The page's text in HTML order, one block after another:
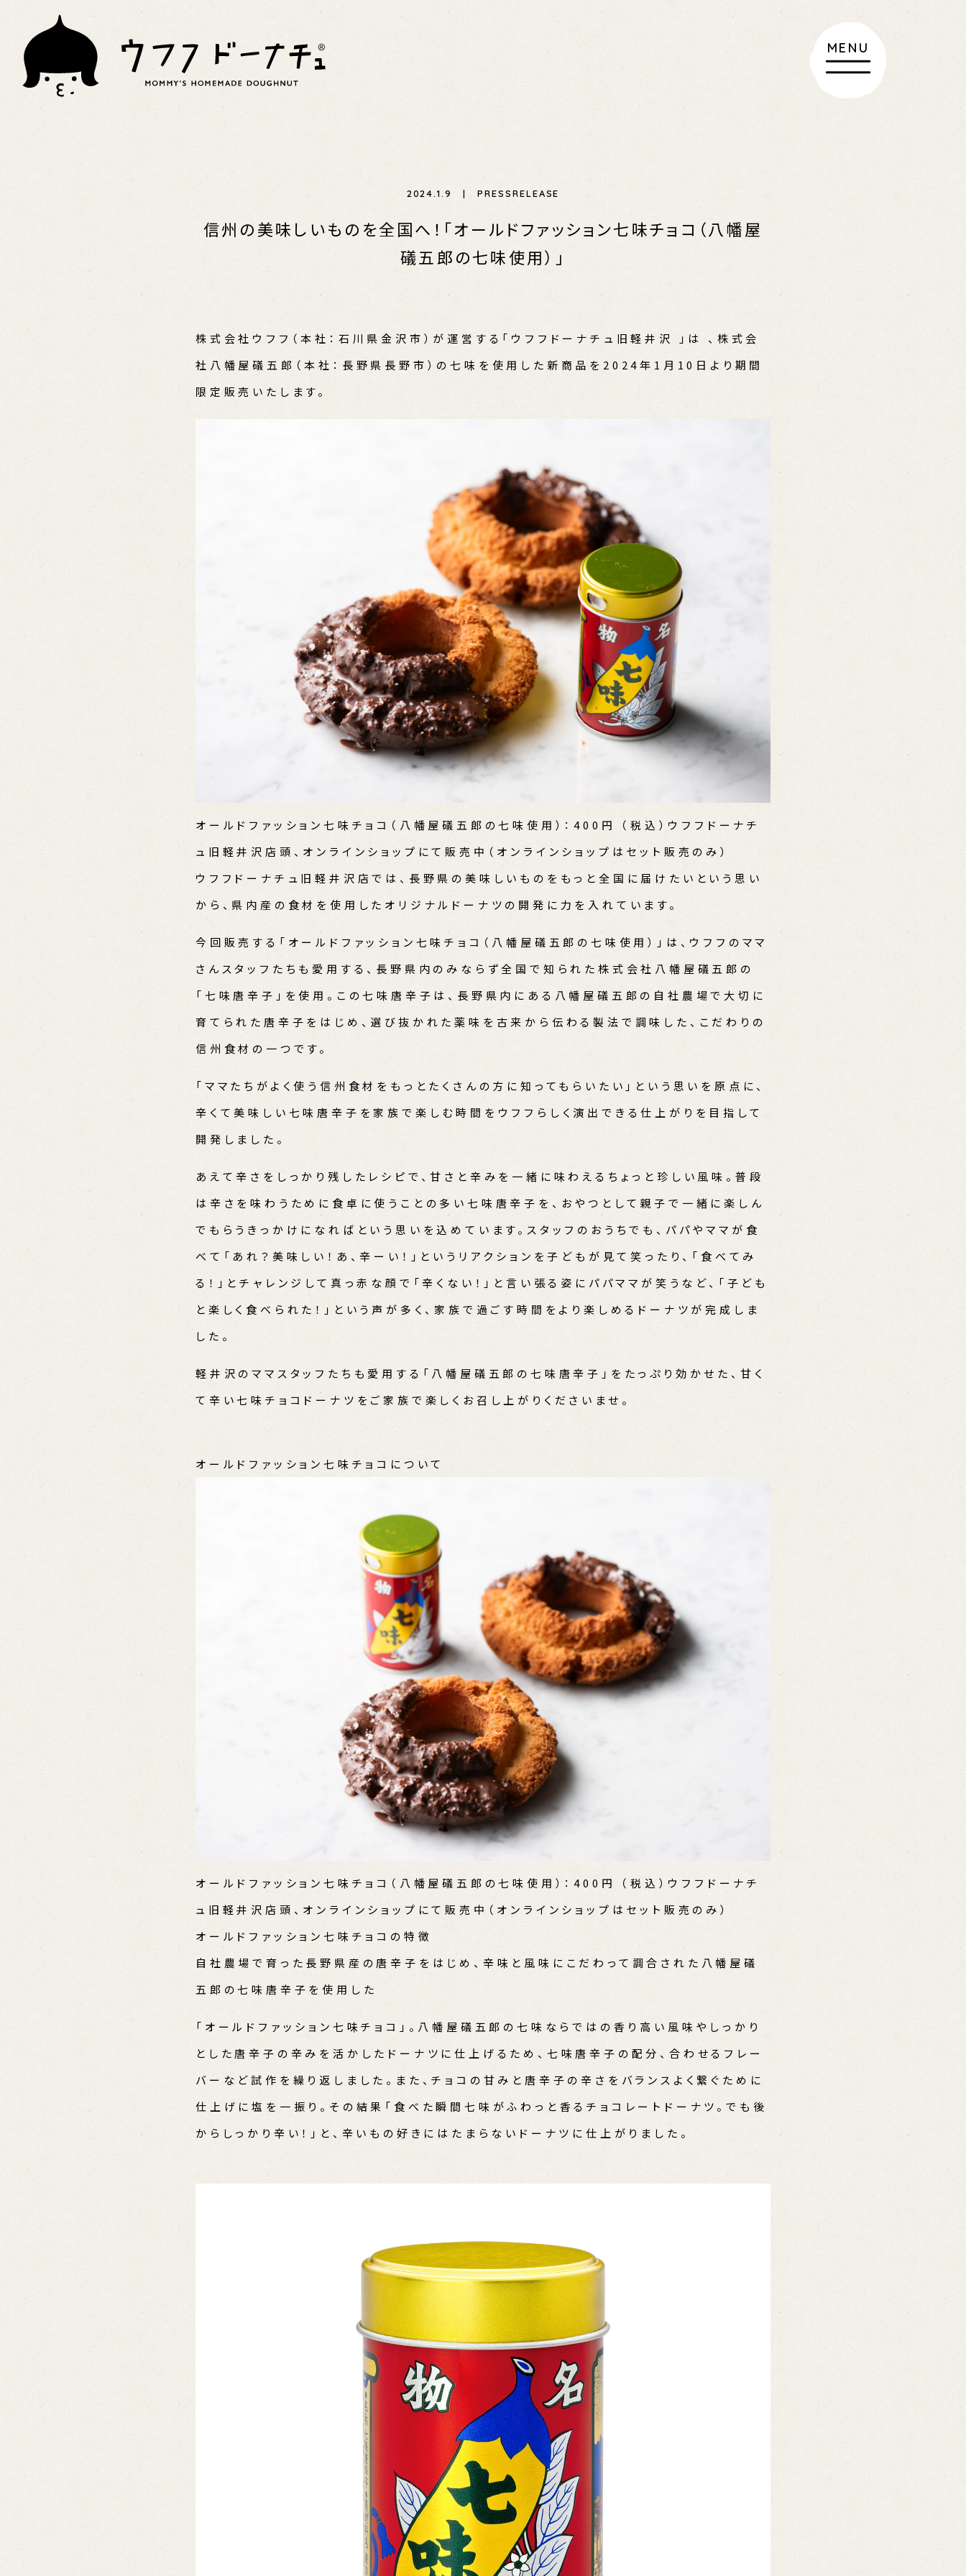
ABOUT UFUFU DOUGHNU-CHU
MENU
MENU
MENU
2024.1.9 | PRESSRELEASE
信州の美味しいものを全国へ！「オールドファッション七味チョコ（八幡屋
礒五郎の七味使用）」
株式会社ウフフ（本社：石川県金沢市）が運営する「ウフフドーナチュ旧軽井沢 」は 、株式会
社八幡屋礒五郎（本社：長野県長野市）の七味を使用した新商品を2024年1月10日より期間
限定販売いたします。
オールドファッション七味チョコ（八幡屋礒五郎の七味使用）：400円 （税込）ウフフドーナチ
ュ旧軽井沢店頭、オンラインショップにて販売中（オンラインショップはセット販売のみ）
ウフフドーナチュ旧軽井沢店では、長野県の美味しいものをもっと全国に届けたいという思い
から、県内産の食材を使用したオリジナルドーナツの開発に力を入れています。
今回販売する「オールドファッション七味チョコ（八幡屋礒五郎の七味使用）」は、ウフフのママ
さんスタッフたちも愛用する、長野県内のみならず全国で知られた株式会社八幡屋礒五郎の
「七味唐辛子」を使用。この七味唐辛子は、長野県内にある八幡屋礒五郎の自社農場で大切に
育てられた唐辛子をはじめ、選び抜かれた薬味を古来から伝わる製法で調味した、こだわりの
信州食材の一つです。
「ママたちがよく使う信州食材をもっとたくさんの方に知ってもらいたい」という思いを原点に、
辛くて美味しい七味唐辛子を家族で楽しむ時間をウフフらしく演出できる仕上がりを目指して
開発しました。
あえて辛さをしっかり残したレシピで、甘さと辛みを一緒に味わえるちょっと珍しい風味。普段
は辛さを味わうために食卓に使うことの多い七味唐辛子を、おやつとして親子で一緒に楽しん
でもらうきっかけになればという思いを込めています。スタッフのおうちでも、パパやママが食
べて「あれ？美味しい！あ、辛ーい！」というリアクションを子どもが見て笑ったり、「食べてみ
る！」とチャレンジして真っ赤な顔で「辛くない！」と言い張る姿にパパママが笑うなど、「子ども
と楽しく食べられた！」という声が多く、家族で過ごす時間をより楽しめるドーナツが完成しま
した。
軽井沢のママスタッフたちも愛用する「八幡屋礒五郎の七味唐辛子」をたっぷり効かせた、甘く
て辛い七味チョコドーナツをご家族で楽しくお召し上がりくださいませ。
オールドファッション七味チョコについて
オールドファッション七味チョコ（八幡屋礒五郎の七味使用）：400円 （税込）ウフフドーナチ
ュ旧軽井沢店頭、オンラインショップにて販売中（オンラインショップはセット販売のみ）
オールドファッション七味チョコの特徴
自社農場で育った長野県産の唐辛子をはじめ、辛味と風味にこだわって調合された八幡屋礒
五郎の七味唐辛子を使用した
「オールドファッション七味チョコ」。八幡屋礒五郎の七味ならではの香り高い風味やしっかり
とした唐辛子の辛みを活かしたドーナツに仕上げるため、七味唐辛子の配分、合わせるフレー
バーなど試作を繰り返しました。また、チョコの甘みと唐辛子の辛さをバランスよく繋ぐために
仕上げに塩を一振り。その結果「食べた瞬間七味がふわっと香るチョコレートドーナツ。でも後
からしっかり辛い！」と、辛いもの好きにはたまらないドーナツに仕上がりました。